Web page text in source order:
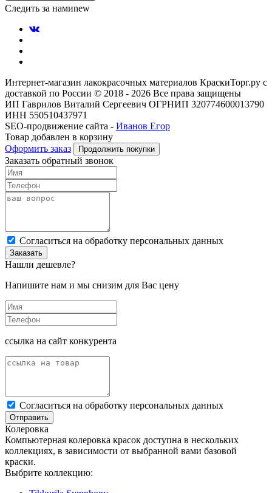
Следить за намиnew
Интернет-магазин лакокрасочных материалов КраскиТорг.ру с
доставкой по России © 2018 - 2026 Все права защищены
ИП Гаврилов Виталий Сергеевич ОГРНИП 320774600013790
ИНН 550510437971
SEO-продвижение сайта - Иванов Егор
Товар добавлен в корзину
Оформить заказ
Продолжить покупки
Заказать обратный звонок
Cогласиться на обработку персональных данных
Заказать
Нашли дешевле?
Напишите нам и мы снизим для Вас цену
ссылка на сайт конкурента
Cогласиться на обработку персональных данных
Отправить
Колеровка
Компьютерная колеровка красок доступна в нескольких
коллекциях, в зависимости от выбранной вами базовой
краски.
Выбрите коллекцию: